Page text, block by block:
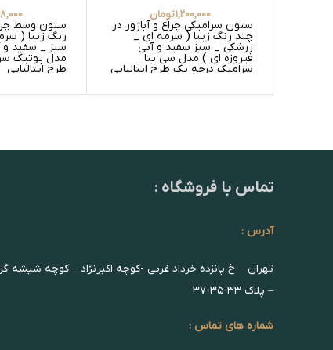
1,200,000تومان
ستون سرامیکی چراغ و آباژور در
چند رنگ زیبا ( سرمه ای _
زرشکی _ سبز سفید و آبی
فیروزه ای ) مدل سی ینا
سرامیک درجه یک طرح ایتالیایی
ستون وسط
رنگ زیبا (
سبز _ سفید و
مدل پوتیک
طرح ایتالیایی
تماس با فروشگاه :
آدرس :
تهران – خ پانزده خرداد غربی -کوچه اکبرنژاد – کوچه شیشه
– پلاک ۳۳-۳۵-۳۷
شماره های تماس :